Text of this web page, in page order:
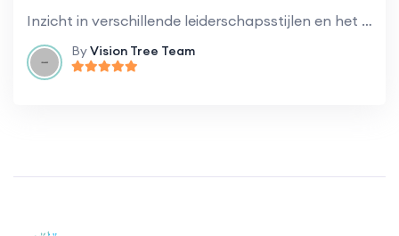
Inzicht in verschillende leiderschapsstijlen en het ontwikkelen van effectieve leiderschapsvaardigheden.
ByVision Tree Team